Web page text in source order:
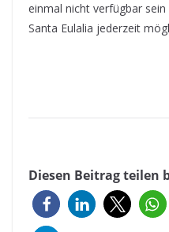
einmal nicht verfügbar
Santa Eulalia jederzeit
Diesen Beitrag teilen